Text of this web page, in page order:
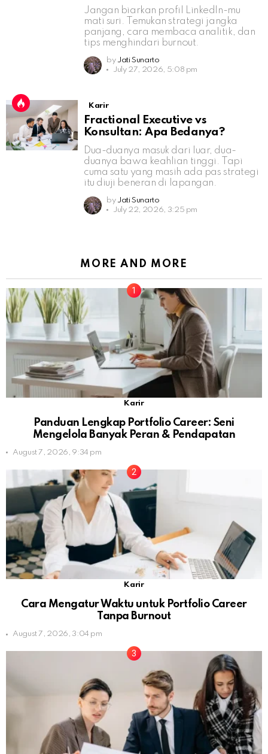
Jangan biarkan profil LinkedIn-mu
mati suri. Temukan strategi jangka
panjang, cara membaca analitik, dan
tips menghindari burnout.
by Jati Sunarto
July 27, 2026, 5:08 pm
Karir
Fractional Executive vs
Konsultan: Apa Bedanya?
Dua-duanya masuk dari luar, dua-
duanya bawa keahlian tinggi. Tapi
cuma satu yang masih ada pas strategi
itu diuji beneran di lapangan.
by Jati Sunarto
July 22, 2026, 3:25 pm
MORE AND MORE
Karir
Panduan Lengkap Portfolio Career: Seni
Mengelola Banyak Peran & Pendapatan
August 7, 2026, 9:34 pm
Karir
Cara Mengatur Waktu untuk Portfolio Career
Tanpa Burnout
August 7, 2026, 3:04 pm